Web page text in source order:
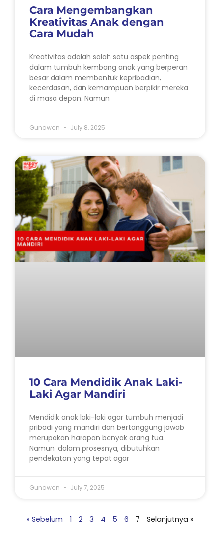
Cara Mengembangkan
Kreativitas Anak dengan
Cara Mudah
Kreativitas adalah salah satu aspek penting
dalam tumbuh kembang anak yang berperan
besar dalam membentuk kepribadian,
kecerdasan, dan kemampuan berpikir mereka
di masa depan. Namun,
Gunawan July 8, 2025
10 Cara Mendidik Anak Laki-
Laki Agar Mandiri
Mendidik anak laki-laki agar tumbuh menjadi
pribadi yang mandiri dan bertanggung jawab
merupakan harapan banyak orang tua.
Namun, dalam prosesnya, dibutuhkan
pendekatan yang tepat agar
Gunawan July 7, 2025
« Sebelum 1 2 3 4 5 6 7 Selanjutnya »